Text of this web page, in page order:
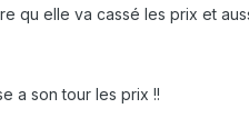
qu elle va cassé les prix et
a son tour les prix !!